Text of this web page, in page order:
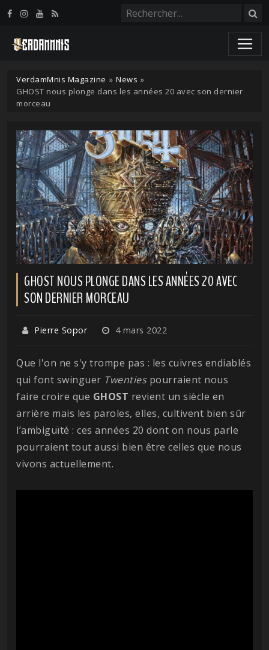
VerdamMnis Magazine » News »
GHOST nous plonge dans les années 20 avec son dernier
morceau
GHOST NOUS PLONGE DANS LES ANNÉES 20 AVEC
SON DERNIER MORCEAU
Pierre Sopor 4 mars 2022
Que l'on ne s'y trompe pas : les cuivres endiablés
qui font swinguer Twentiespourraient nous
faire croire que GHOST revient un siècle en
arrière mais les paroles, elles, cultivent bien sûr
l’ambiguïté : ces années 20 dont on nous parle
pourraient tout aussi bien être celles que nous
vivons actuellement.
Panneau de gestion des cookies